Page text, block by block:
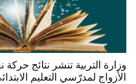
وزارة التربية تنشر نتائج
الأزواج لمدرّسي التعليم